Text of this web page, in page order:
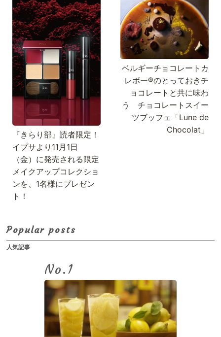
『きらり部』読者限定！
イプサより11月1日
（金）に発売される限定
メイクアップコレクショ
ンを、1名様にプレゼン
ト！
ベルギーチョコレートカ
レボー®のとっておきチ
ョコレートと共に味わ
う チョコレートスイー
ツブッフェ「Lune de
Chocolat」
Popular posts
人気記事
No.